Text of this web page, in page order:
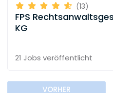
(13)
FPS
KG
21 Jobs veröffentlicht
VORHER